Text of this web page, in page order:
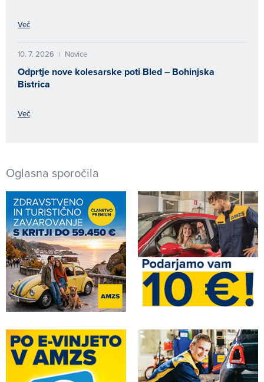
Več
10. 7. 2026 | Novice
Odprtje nove kolesarske poti Bled – Bohinjska
Bistrica
Več
Oglasna sporočila